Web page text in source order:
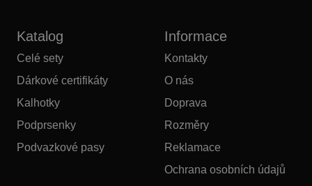
Katalog
Celé sety
Dárkové certifikáty
Kalhotky
Podprsenky
Podvazkové pasy
Informace
Kontakty
O nás
Doprava
Rozměry
Reklamace
Ochrana osobních údajů